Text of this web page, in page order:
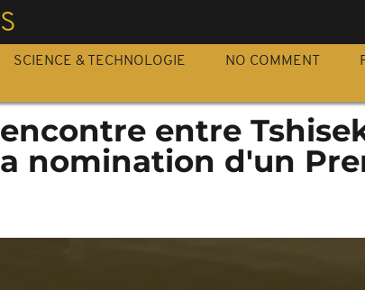
SCIENCE & TECHNOLOGIE NO COMMENT
entre
nomination d'un